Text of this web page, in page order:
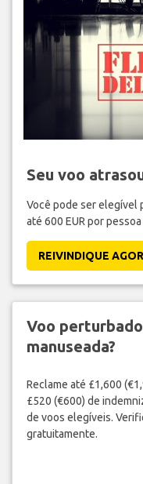
Seu voo
Você pode ser elegível
até 600 EUR por
REIVINDIQUE
Voo
manuseada?
Reclame até £1,600
£520 (€600) de
de voos elegíveis.
gratuitamente.